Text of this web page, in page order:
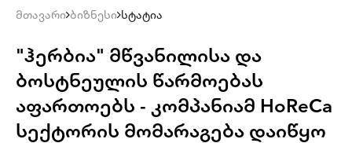
მთავარი ბიზნესი სტატია
"ჰერბია" მწვანილისა და
ბოსტნეულის წარმოებას
აფართოებს - კომპანიამ HoReCa
სექტორის მომარაგება დაიწყო